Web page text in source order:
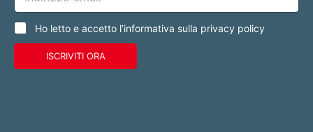
m
e
a
i
l
*
C
Ho letto e accetto l’informativa sulla privacy policy
ISCRIVITI ORA